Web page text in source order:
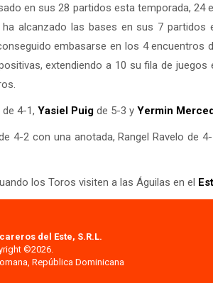
en sus 28 partidos esta temporada, 24
alcanzado las bases en sus 7 partidos
embasarse en los 4 encuentros
extendiendo a 10 su fila de juegos
de 4-1, Yasiel Puig de 5-3 y Yermin
4-2 con una anotada, Rangel Ravelo de
los Toros visiten a las Águilas en el
del Este, S.R.L.
©2026.
República Dominicana